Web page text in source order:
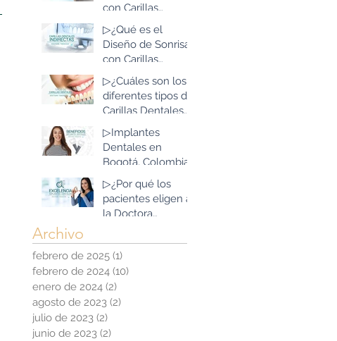
con Carillas
Dentales Directas
en Resina de Alta
Estética?
▷¿Qué es el
Diseño de Sonrisa
con Carillas
Dentales
Indirectas en
Resina de Alta
▷¿Cuáles son los
diferentes tipos de
Carillas Dentales
que existen?
▷Implantes
Dentales en
Bogotá, Colombia:
Beneficios que
superan las
expectativas
▷¿Por qué los
pacientes eligen a
la Doctora
Implantes
Dentales en
Bogotá, Colombia?
Archivo
febrero de 2025 (1)
febrero de 2024 (10)
enero de 2024 (2)
agosto de 2023 (2)
julio de 2023 (2)
junio de 2023 (2)